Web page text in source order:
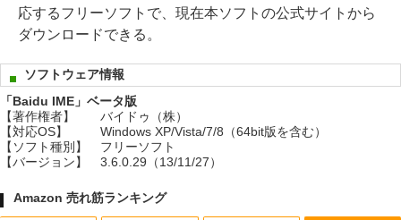
応するフリーソフトで、現在本ソフトの公式サイトから
ダウンロードできる。
ソフトウェア情報
「Baidu IME」ベータ版
【著作権者】
バイドゥ（株）
【対応OS】
Windows XP/Vista/7/8（64bit版を含む）
【ソフト種別】
フリーソフト
【バージョン】
3.6.0.29（13/11/27）
Amazon 売れ筋ランキング